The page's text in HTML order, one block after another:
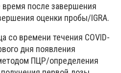
время после завершения
оценки пробы/IGRA.
со времени течения COVID-
дня появления
ПЦР/определения